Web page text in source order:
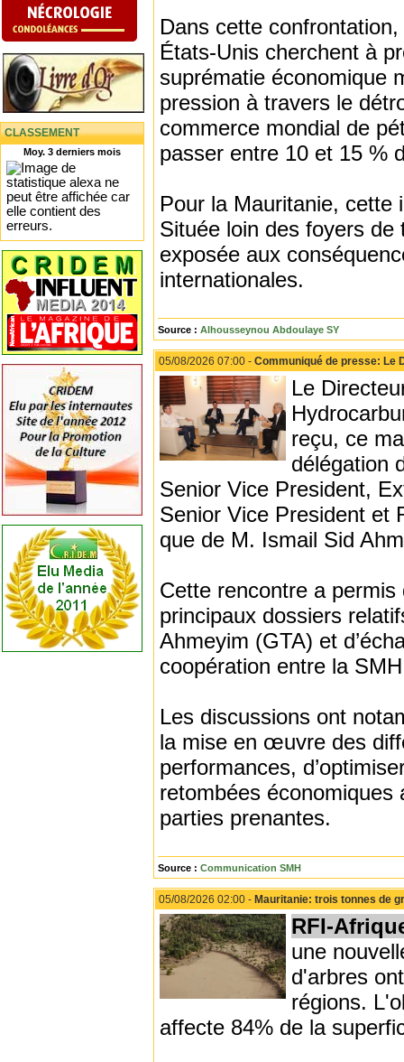
CLASSEMENT
Moy. 3 derniers mois
Dans cette
États-Unis cherchent à
suprématie économique
pression à travers le
commerce mondial de
passer entre 10 et 15 %
Pour la Mauritanie, cette
Située loin des foyers
exposée aux
internationales.
Source : Alhousseynou Abdoulaye SY
05/08/2026 07:00 - Communiqué de presse: Le
Le
reçu, ce
délégation
Senior Vice President,
Senior Vice President et
que de M. Ismail Sid
Cette rencontre a permis
principaux dossiers
Ahmeyim (GTA) et
coopération entre la
Les discussions ont
la mise en œuvre des
performances,
retombées économiques
parties prenantes.
Source : Communication SMH
05/08/2026 02:00 - Mauritanie: trois tonnes de
RFI-
une
d'arbres
régions.
affecte 84% de la